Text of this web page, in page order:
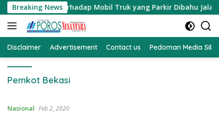
Langsung
ke
konten
Breaking News
Terhadap Mobil Truk yang Parkir Dibahu Jalan di Tol
Disclaimer Advertisement Contact us Pedoman Media
Pemkot Bekasi
Nasional Feb 2, 2020